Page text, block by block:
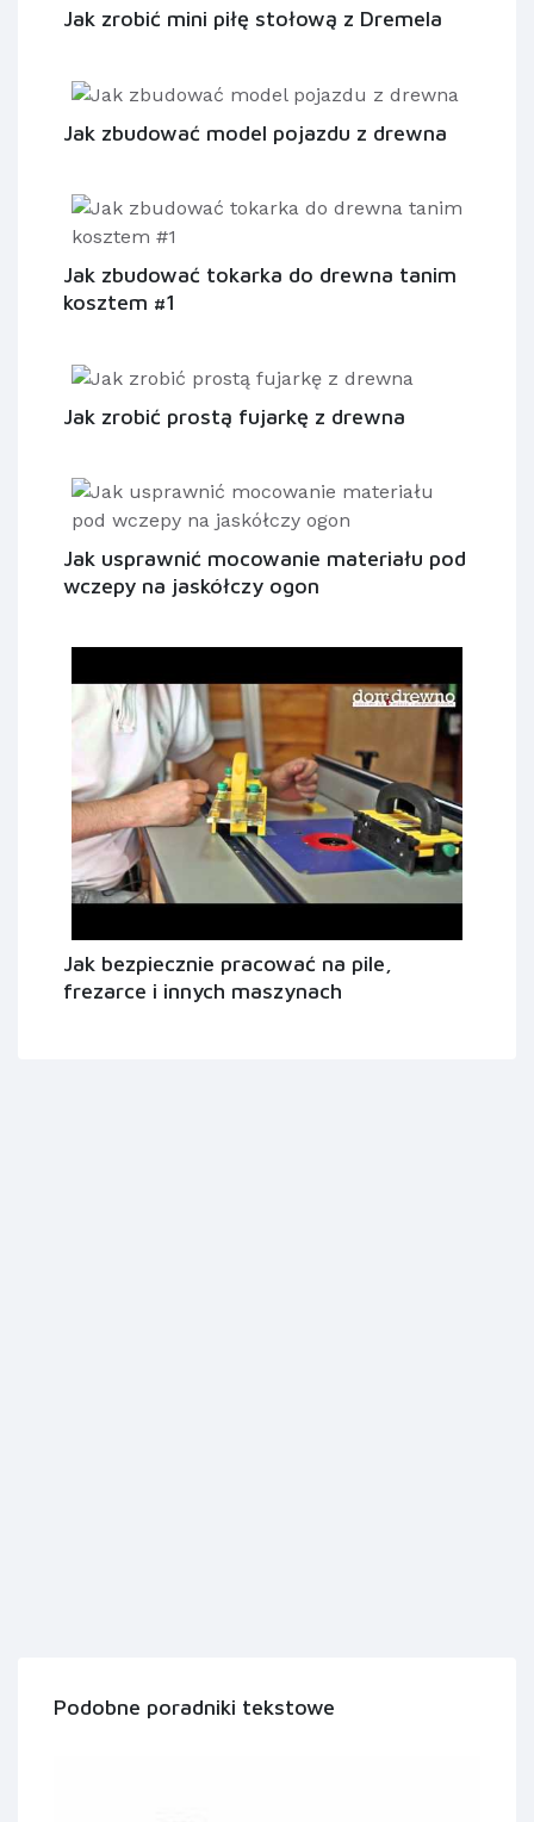
Jak zrobić mini piłę stołową z Dremela
Jak zbudować model pojazdu z drewna
Jak zbudować tokarka do drewna tanim
kosztem #1
Jak zrobić prostą fujarkę z drewna
Jak usprawnić mocowanie materiału pod
wczepy na jaskółczy ogon
Jak bezpiecznie pracować na pile,
frezarce i innych maszynach
Podobne poradniki tekstowe